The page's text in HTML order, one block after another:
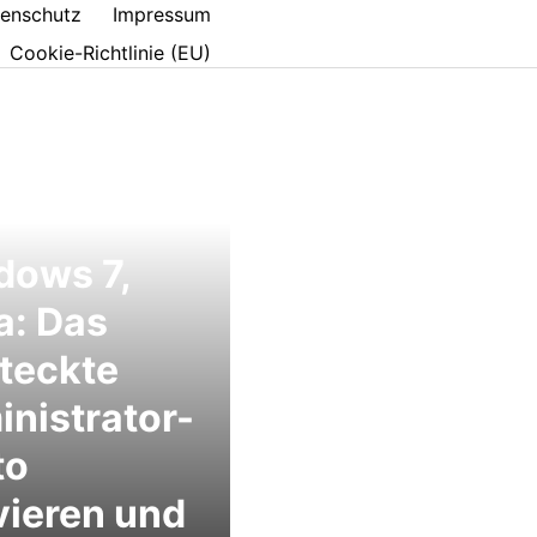
Impressum
Cookie-Richtlinie (EU)
7,
Das
und